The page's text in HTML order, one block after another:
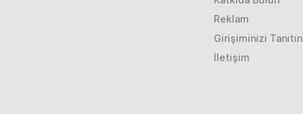
Reklam
Girişiminizi Tanıtın
İletişim